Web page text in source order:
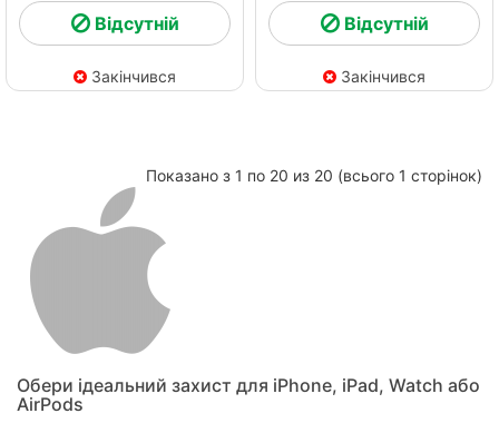
Відсутній
Закінчився
Відсутній
Закінчився
Показано з 1 по 20 из 20 (всього 1 сторінок)
Обери ідеальний захист для iPhone, iPad, Watch або
AirPods